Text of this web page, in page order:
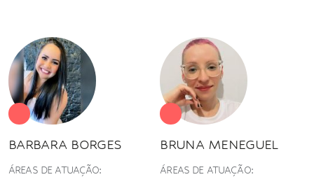
BARBARA BORGES
ÁREAS DE ATUAÇÃO:
BRUNA MENEGUEL
ÁREAS DE ATUAÇÃO: